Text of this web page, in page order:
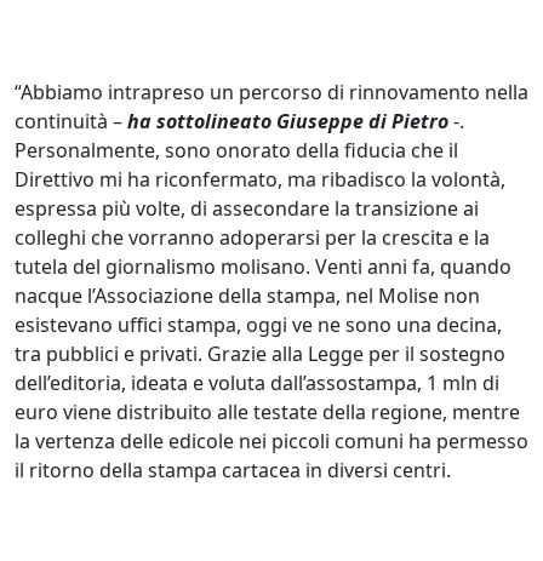
“Abbiamo intrapreso un percorso di rinnovamento nella
continuità –ha sottolineato Giuseppe di Pietro-.
Personalmente, sono onorato della fiducia che il
Direttivo mi ha riconfermato, ma ribadisco la volontà,
espressa più volte, di assecondare la transizione ai
colleghi che vorranno adoperarsi per la crescita e la
tutela del giornalismo molisano. Venti anni fa, quando
nacque l’Associazione della stampa, nel Molise non
esistevano uffici stampa, oggi ve ne sono una decina,
tra pubblici e privati. Grazie alla Legge per il sostegno
dell’editoria, ideata e voluta dall’assostampa, 1 mln di
euro viene distribuito alle testate della regione, mentre
la vertenza delle edicole nei piccoli comuni ha permesso
il ritorno della stampa cartacea in diversi centri.